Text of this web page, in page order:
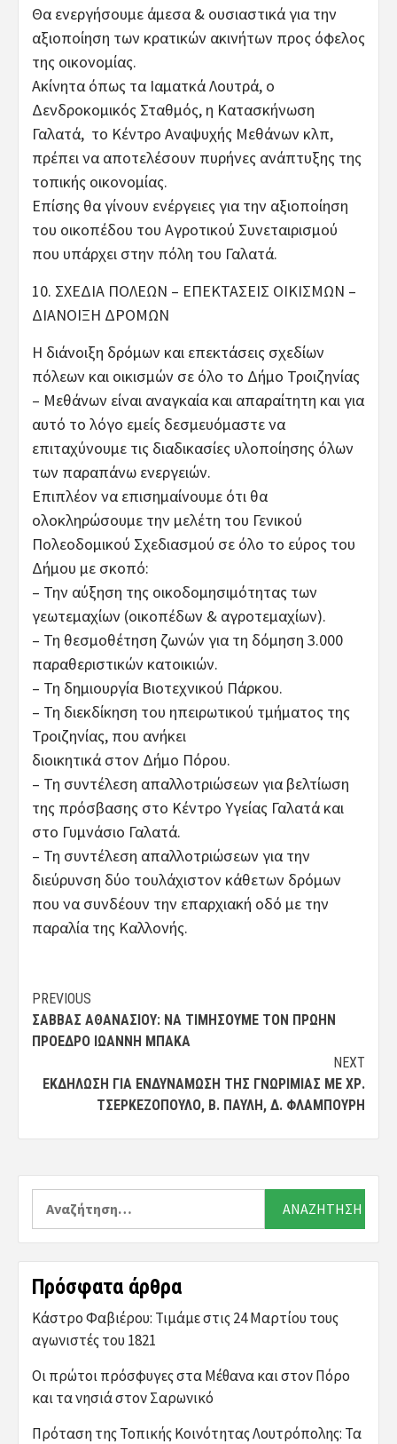
Θα ενεργήσουμε άμεσα & ουσιαστικά για την
αξιοποίηση των κρατικών ακινήτων προς όφελος
της οικονομίας.
Ακίνητα όπως τα Ιαματκά Λουτρά, ο
Δενδροκομικός Σταθμός, η Κατασκήνωση
Γαλατά, το Κέντρο Αναψυχής Μεθάνων κλπ,
πρέπει να αποτελέσουν πυρήνες ανάπτυξης της
τοπικής οικονομίας.
Επίσης θα γίνουν ενέργειες για την αξιοποίηση
του οικοπέδου του Αγροτικού Συνεταιρισμού
που υπάρχει στην πόλη του Γαλατά.
10. ΣΧΕΔΙΑ ΠΟΛΕΩΝ – ΕΠΕΚΤΑΣΕΙΣ ΟΙΚΙΣΜΩΝ –
ΔΙΑΝΟΙΞΗ ΔΡΟΜΩΝ
Η διάνοιξη δρόμων και επεκτάσεις σχεδίων
πόλεων και οικισμών σε όλο το Δήμο Τροιζηνίας
– Μεθάνων είναι αναγκαία και απαραίτητη και για
αυτό το λόγο εμείς δεσμευόμαστε να
επιταχύνουμε τις διαδικασίες υλοποίησης όλων
των παραπάνω ενεργειών.
Επιπλέον να επισημαίνουμε ότι θα
ολοκληρώσουμε την μελέτη του Γενικού
Πολεοδομικού Σχεδιασμού σε όλο το εύρος του
Δήμου με σκοπό:
– Την αύξηση της οικοδομησιμότητας των
γεωτεμαχίων (οικοπέδων & αγροτεμαχίων).
– Τη θεσμοθέτηση ζωνών για τη δόμηση 3.000
παραθεριστικών κατοικιών.
– Τη δημιουργία Βιοτεχνικού Πάρκου.
– Τη διεκδίκηση του ηπειρωτικού τμήματος της
Τροιζηνίας, που ανήκει
διοικητικά στον Δήμο Πόρου.
– Τη συντέλεση απαλλοτριώσεων για βελτίωση
της πρόσβασης στο Κέντρο Υγείας Γαλατά και
στο Γυμνάσιο Γαλατά.
– Τη συντέλεση απαλλοτριώσεων για την
διεύρυνση δύο τουλάχιστον κάθετων δρόμων
που να συνδέουν την επαρχιακή οδό με την
παραλία της Καλλονής.
Post
navigation
PREVIOUS
ΣΆΒΒΑΣ ΑΘΑΝΑΣΊΟΥ: ΝΑ ΤΙΜΉΣΟΥΜΕ ΤΟΝ ΠΡΏΗΝ
ΠΡΌΕΔΡΟ ΙΩΆΝΝΗ ΜΠΆΚΑ
NEXT
ΕΚΔΉΛΩΣΗ ΓΙΑ ΕΝΔΥΝΆΜΩΣΗ ΤΗΣ ΓΝΩΡΙΜΊΑΣ ΜΕ ΧΡ.
ΤΣΕΡΚΕΖΌΠΟΥΛΟ, Β. ΠΑΥΛΉ, Δ. ΦΛΑΜΠΟΎΡΗ
Αναζήτηση
για:
Πρόσφατα άρθρα
Κάστρο Φαβιέρου: Τιμάμε στις 24 Μαρτίου τους
αγωνιστές του 1821
Οι πρώτοι πρόσφυγες στα Μέθανα και στον Πόρο
και τα νησιά στον Σαρωνικό
Πρόταση της Τοπικής Κοινότητας Λουτρόπολης: Τα